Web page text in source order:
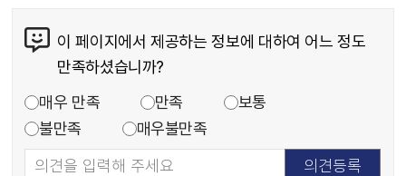
이 페이지에서 제공하는 정보에 대하여 어느 정도
만족하셨습니까?
매우 만족
만족
보통
불만족
매우불만족